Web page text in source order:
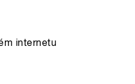
internetu